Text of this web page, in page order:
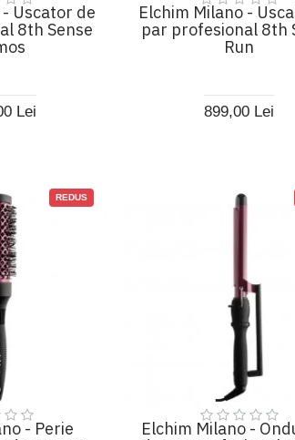
Uscator de
8th Sense
Lei
Elchim Milano -
par profesional 8th
Run
899,00 Lei
REDUS
- Perie
Elchim Milano -